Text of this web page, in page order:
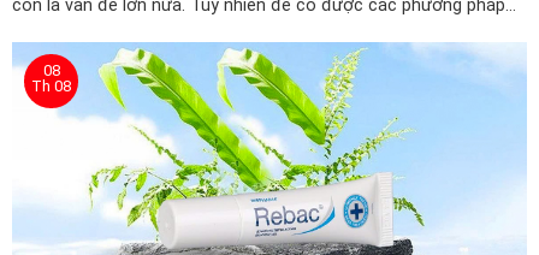
còn là vấn đề lớn nữa. Tuy nhiên để có được các phương pháp
phải trả một chi phí tương xứng với nó.
08
Th 08